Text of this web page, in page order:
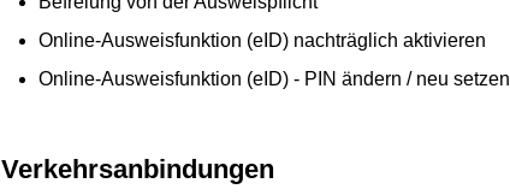
Online-Ausweisfunktion (eID) nachträglich aktivieren
Online-Ausweisfunktion (eID) - PIN ändern / neu setzen
Verkehrsanbindungen